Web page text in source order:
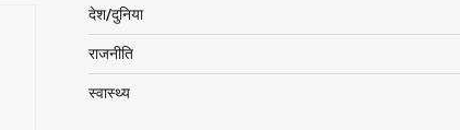
देश/दुनिया
राजनीति
स्वास्थ्य